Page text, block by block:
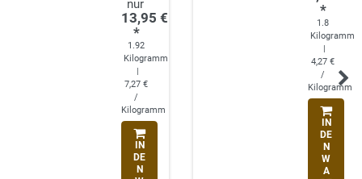
13,95 €
*
1.92
Kilogramm
|
7,27 €
/
Kilogramm
IN
DE
N
*
1.8
Kilogramm
|
4,27 €
/
Kilogramm
IN
DE
N
W
A